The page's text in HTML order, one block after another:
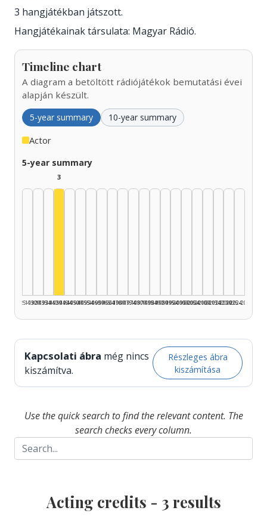
3 hangjátékban játszott.
Hangjátékainak társulata: Magyar Rádió.
Timeline chart
A diagram a betöltött rádiójátékok bemutatási évei
alapján készült.
5-year summary 10-year summary
Actor
5-year summary
1925–1929
1930–1934
1935–1939
3
1940–1944
1945–1949
1950–1954
1955–1959
1960–1964
1965–1969
1970–1974
1975–1979
1980–1984
1985–1989
1990–1994
1995–1999
2000–2004
2005–2009
2010–2014
2015–2019
2020–2024
2025–2026
Kapcsolati ábra még nincs
kiszámítva.
Részleges ábra
kiszámítása
Use the quick search to find the relevant content. The
search checks every column.
Acting credits - 3 results